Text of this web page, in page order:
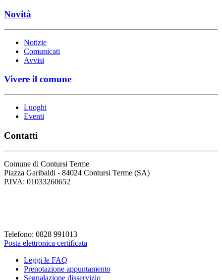
Novità
Notizie
Comunicati
Avvisi
Vivere il comune
Luoghi
Eventi
Contatti
Comune di Contursi Terme
Piazza Garibaldi - 84024 Contursi Terme (SA)
P.IVA: 01033260652
Telefono: 0828 991013
Posta elettronica certificata
Leggi le FAQ
Prenotazione appuntamento
Segnalazione disservizio